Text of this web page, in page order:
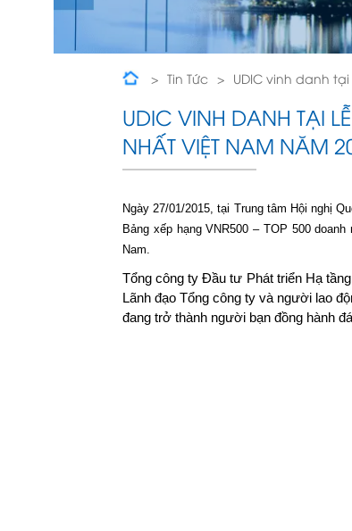
Tin Tức UDIC vinh danh
UDIC VINH DANH TẠI
NHẤT VIỆT NAM NĂM
Ngày 27/01/2015, tại Trung tâm Hội nghị
Bảng xếp hạng VNR500 – TOP 500
Nam.
Tổng công ty Đầu tư Phát triển Hạ
Lãnh đạo Tổng công ty và người lao
đang trở thành người bạn đồng hành